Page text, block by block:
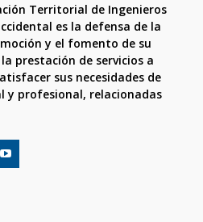
Territorial de Ingenieros
es la defensa de la
y el fomento de su
prestación de servicios a
sus necesidades de
y profesional, relacionadas